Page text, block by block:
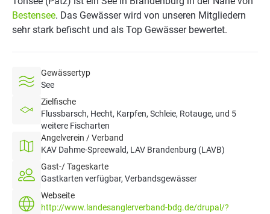
Bestensee. Das Gewässer wird von unseren Mitgliedern
sehr stark befischt und als Top Gewässer bewertet.
Gewässertyp
See
Zielfische
Flussbarsch, Hecht, Karpfen, Schleie, Rotauge, und 5
weitere Fischarten
Angelverein / Verband
KAV Dahme-Spreewald, LAV Brandenburg (LAVB)
Gast-/ Tageskarte
Gastkarten verfügbar, Verbandsgewässer
Webseite
http://www.landesanglerverband-bdg.de/drupal/?